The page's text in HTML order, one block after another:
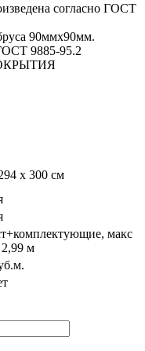
согласно ГОСТ
90ммх90мм.
9885-95.2
х 300 см
макс
м